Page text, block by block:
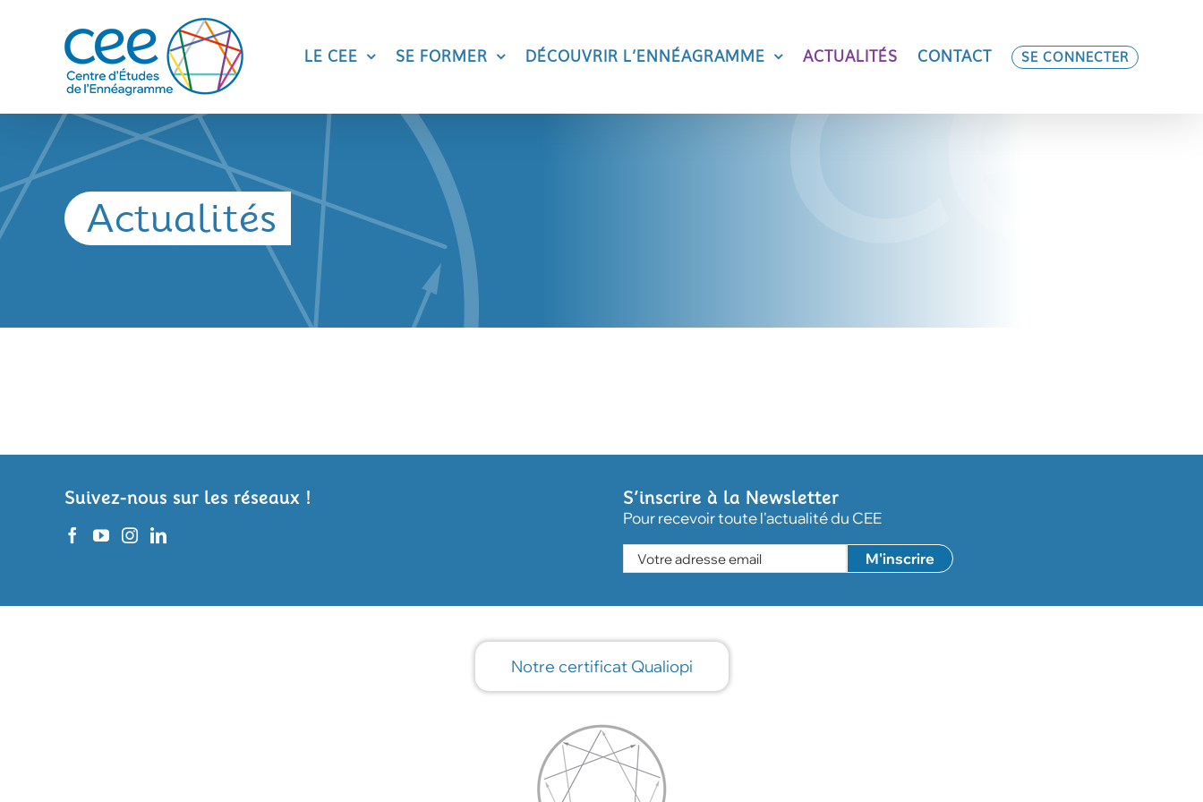
LE CEE SE FORMER DÉCOUVRIR L’ENNÉAGRAMME ACTUALITÉS CONTACT SE CONNECTER
Actualités
Suivez-nous sur les réseaux !
S’inscrire à la Newsletter
Pour recevoir toute l'actualité du CEE
Notre certificat Qualiopi